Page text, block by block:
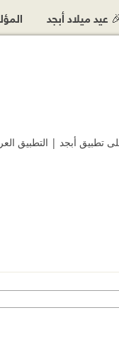
أبجد | التطبيق العربي
عيد ميلاد أبجد